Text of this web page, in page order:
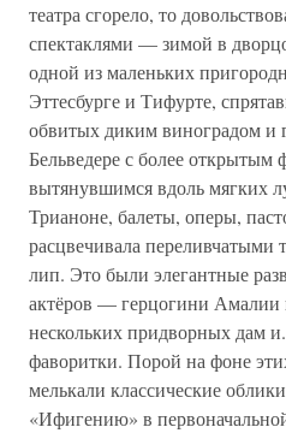
театра сгорело, то
спектаклями — зимой в
одной из маленьких
Эттесбурге и Тифурте,
обвитых диким виноградом и
Бельведере с более открытым
вытянувшимся вдоль мягких
Трианоне, балеты, оперы,
расцвечивала переливчатыми
лип. Это были элегантные
актёров — герцогини Амалии
нескольких придворных дам
фаворитки. Порой на фоне
мелькали классические
«Ифигению» в